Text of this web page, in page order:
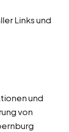
Links und
und
von